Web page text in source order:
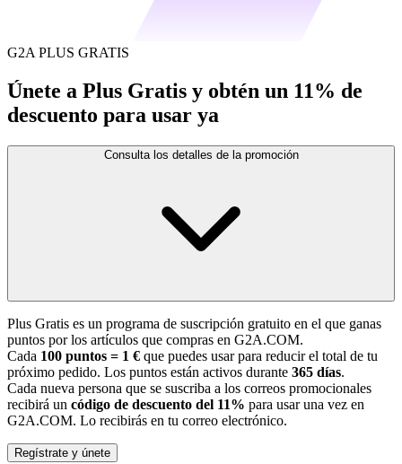
G2A PLUS GRATIS
Únete a Plus Gratis y obtén un 11% de
descuento para usar ya
Consulta los detalles de la promoción
Plus Gratis es un programa de suscripción gratuito en el que ganas
puntos por los artículos que compras en G2A.COM.
Cada 100 puntos = 1 € que puedes usar para reducir el total de tu
próximo pedido. Los puntos están activos durante 365 días.
Cada nueva persona que se suscriba a los correos promocionales
recibirá un código de descuento del 11% para usar una vez en
G2A.COM. Lo recibirás en tu correo electrónico.
Regístrate y únete